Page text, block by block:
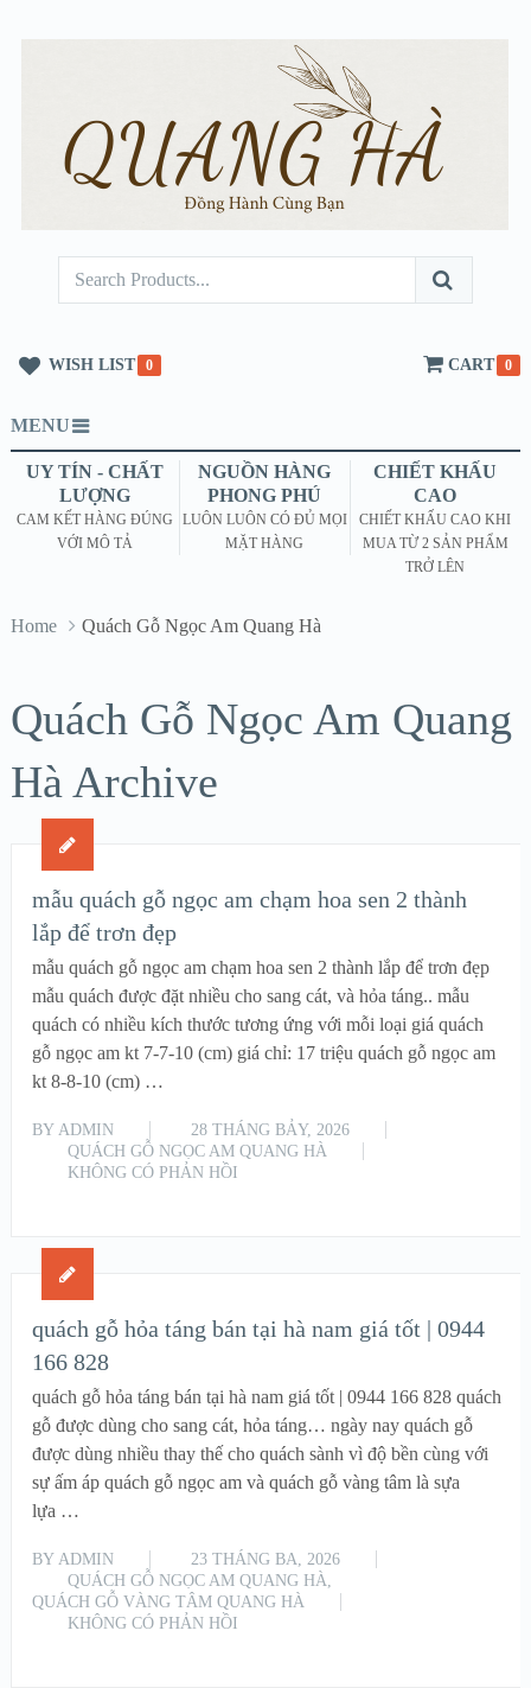
WISH LIST 0 CART 0
MENU
UY TÍN - CHẤT
LƯỢNG
CAM KẾT HÀNG ĐÚNG
VỚI MÔ TẢ
NGUỒN HÀNG
PHONG PHÚ
LUÔN LUÔN CÓ ĐỦ MỌI
MẶT HÀNG
CHIẾT KHẤU
CAO
CHIẾT KHẤU CAO KHI
MUA TỪ 2 SẢN PHẨM
TRỞ LÊN
Home Quách Gỗ Ngọc Am Quang Hà
Quách Gỗ Ngọc Am Quang
Hà Archive
mẫu quách gỗ ngọc am chạm hoa sen 2 thành
lắp để trơn đẹp
mẫu quách gỗ ngọc am chạm hoa sen 2 thành lắp để trơn đẹp
mẫu quách được đặt nhiều cho sang cát, và hỏa táng.. mẫu
quách có nhiều kích thước tương ứng với mỗi loại giá quách
gỗ ngọc am kt 7-7-10 (cm) giá chỉ: 17 triệu quách gỗ ngọc am
kt 8-8-10 (cm) …
BY ADMIN
28 THÁNG BẢY, 2026
QUÁCH GỖ NGỌC AM QUANG HÀ
KHÔNG CÓ PHẢN HỒI
quách gỗ hỏa táng bán tại hà nam giá tốt | 0944
166 828
quách gỗ hỏa táng bán tại hà nam giá tốt | 0944 166 828 quách
gỗ được dùng cho sang cát, hỏa táng… ngày nay quách gỗ
được dùng nhiều thay thế cho quách sành vì độ bền cùng với
sự ấm áp quách gỗ ngọc am và quách gỗ vàng tâm là sựa
lựa …
BY ADMIN
23 THÁNG BA, 2026
QUÁCH GỖ NGỌC AM QUANG HÀ,
QUÁCH GỖ VÀNG TÂM QUANG HÀ
KHÔNG CÓ PHẢN HỒI